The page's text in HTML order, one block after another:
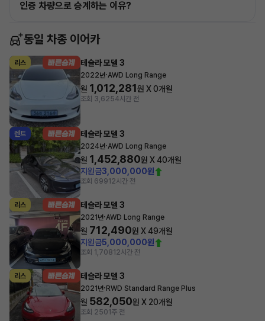
인증 차량으로 승계하는 이유?
동일 차종 이어카
리스 테슬라 모델 3
2022년·AWD Long Range
월 1,012,281원 X0개월
조회 3,6254시간 전
렌트 테슬라 모델 3
2024년·AWD Long Range
월 1,452,880원 X40개월
지원금3,000,000원
조회 69912시간 전
리스 테슬라 모델 3
2021년·AWD Long Range
월 712,490원 X49개월
지원금5,000,000원
조회 1,70812시간 전
리스 테슬라 모델 3
2021년· RWD Standard Range Plus
월 582,050원 X 20개월
조회 2501주 전